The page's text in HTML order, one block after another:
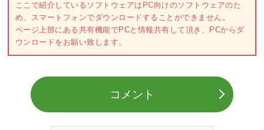
ここで紹介しているソフトウェアはPC向けのソフトウェアのた
め、スマートフォンでダウンロードすることができません。
ページ上部にある共有機能でPCと情報共有して頂き、PCからダ
ウンロードをお願い致します。
コメント